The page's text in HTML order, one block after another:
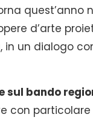
quest’anno
d’arte
un dialogo
sul bando
con